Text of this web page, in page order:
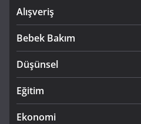
Alışveriş
Bebek Bakım
Düşünsel
Eğitim
Ekonomi